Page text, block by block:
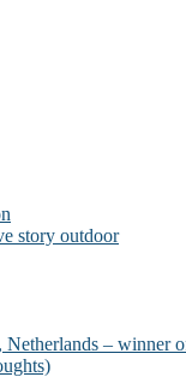
story outdoor
Netherlands – winner